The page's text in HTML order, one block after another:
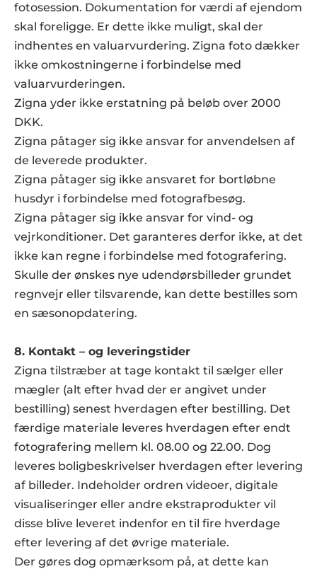
fotosession. Dokumentation for værdi af ejendom
skal foreligge. Er dette ikke muligt, skal der
indhentes en valuarvurdering. Zigna foto dækker
ikke omkostningerne i forbindelse med
valuarvurderingen.
Zigna yder ikke erstatning på beløb over 2000
DKK.
Zigna påtager sig ikke ansvar for anvendelsen af
de leverede produkter.
Zigna påtager sig ikke ansvaret for bortløbne
husdyr i forbindelse med fotografbesøg.
Zigna påtager sig ikke ansvar for vind- og
vejrkonditioner. Det garanteres derfor ikke, at det
ikke kan regne i forbindelse med fotografering.
Skulle der ønskes nye udendørsbilleder grundet
regnvejr eller tilsvarende, kan dette bestilles som
en sæsonopdatering.
8. Kontakt – og leveringstider
Zigna tilstræber at tage kontakt til sælger eller
mægler (alt efter hvad der er angivet under
bestilling) senest hverdagen efter bestilling. Det
færdige materiale leveres hverdagen efter endt
fotografering mellem kl. 08.00 og 22.00. Dog
leveres boligbeskrivelser hverdagen efter levering
af billeder. Indeholder ordren videoer, digitale
visualiseringer eller andre ekstraprodukter vil
disse blive leveret indenfor en til fire hverdage
efter levering af det øvrige materiale.
Der gøres dog opmærksom på, at dette kan